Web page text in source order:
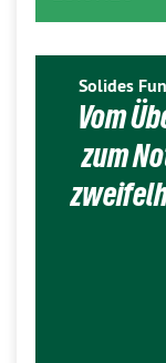
Solides
Vom
zum